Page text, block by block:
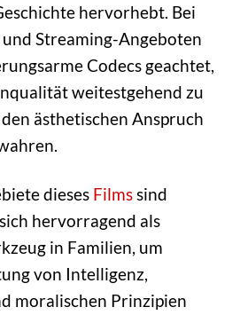
hervorhebt. Bei
Streaming-Angeboten
Codecs geachtet,
weitestgehend zu
ästhetischen Anspruch
dieses Filmssind
hervorragend als
in Familien, um
von Intelligenz,
moralischen Prinzipien